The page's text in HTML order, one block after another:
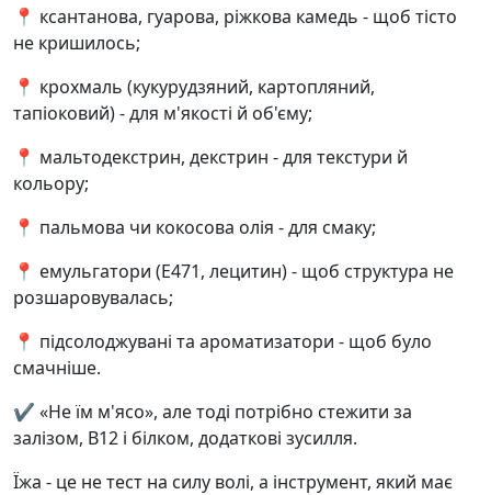
📍 ксантанова, гуарова, ріжкова камедь - щоб тісто
не кришилось;
📍 крохмаль (кукурудзяний, картопляний,
тапіоковий) - для м'якості й об'єму;
📍 мальтодекстрин, декстрин - для текстури й
кольору;
📍 пальмова чи кокосова олія - для смаку;
📍 емульгатори (Е471, лецитин) - щоб структура не
розшаровувалась;
📍 підсолоджувані та ароматизатори - щоб було
смачніше.
✔️ «Не їм м'ясо», але тоді потрібно стежити за
залізом, В12 і білком, додаткові зусилля.
Їжа - це не тест на силу волі, а інструмент, який має